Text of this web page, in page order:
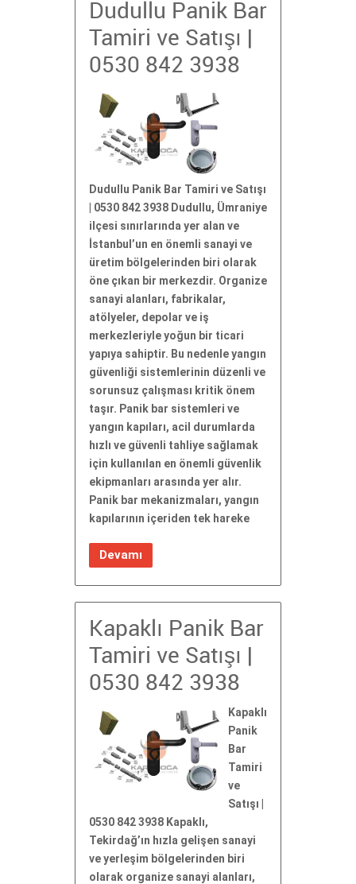
Dudullu Panik Bar
Tamiri ve Satışı |
0530 842 3938
Dudullu Panik Bar Tamiri ve Satışı
| 0530 842 3938 Dudullu, Ümraniye
ilçesi sınırlarında yer alan ve
İstanbul’un en önemli sanayi ve
üretim bölgelerinden biri olarak
öne çıkan bir merkezdir. Organize
sanayi alanları, fabrikalar,
atölyeler, depolar ve iş
merkezleriyle yoğun bir ticari
yapıya sahiptir. Bu nedenle yangın
güvenliği sistemlerinin düzenli ve
sorunsuz çalışması kritik önem
taşır. Panik bar sistemleri ve
yangın kapıları, acil durumlarda
hızlı ve güvenli tahliye sağlamak
için kullanılan en önemli güvenlik
ekipmanları arasında yer alır.
Panik bar mekanizmaları, yangın
kapılarının içeriden tek hareke
Devamı
Kapaklı Panik Bar
Tamiri ve Satışı |
0530 842 3938
Kapaklı
Panik
Bar
Tamiri
ve
Satışı |
0530 842 3938 Kapaklı,
Tekirdağ’ın hızla gelişen sanayi
ve yerleşim bölgelerinden biri
olarak organize sanayi alanları,